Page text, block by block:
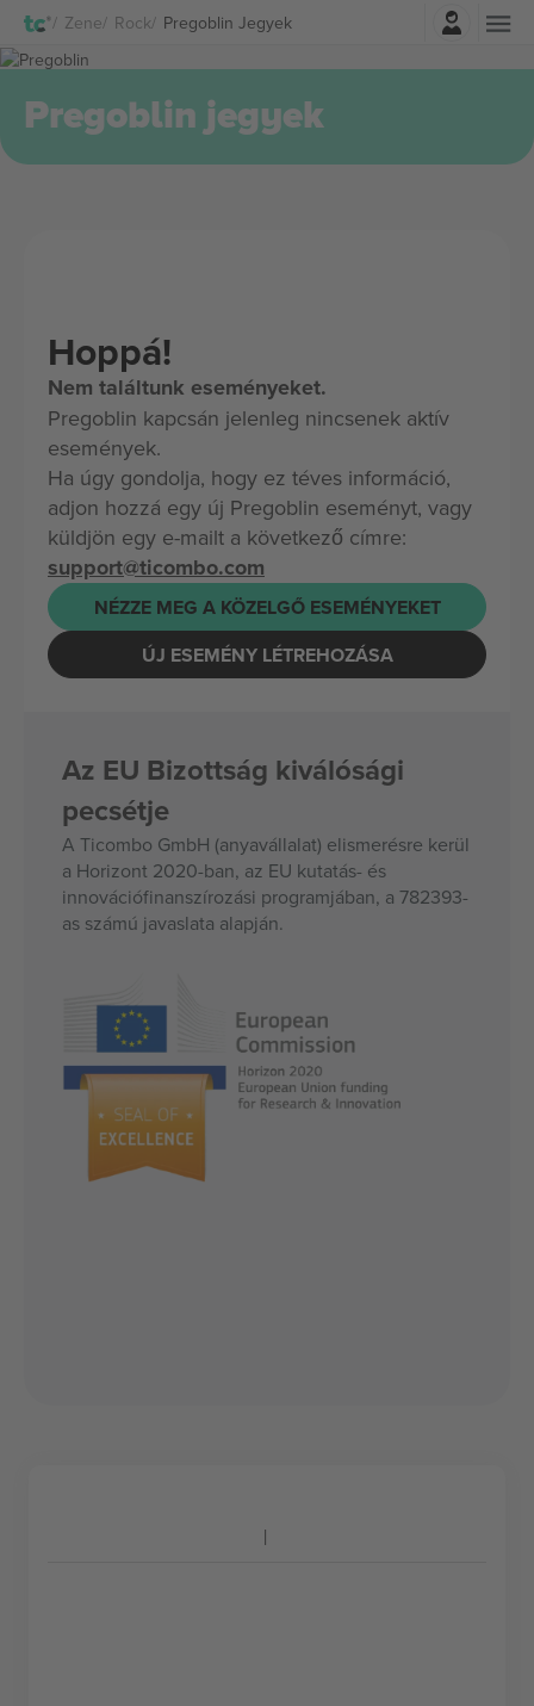
Zene Rock Pregoblin Jegyek
Pregoblin jegyek
Hoppá!
Nem találtunk eseményeket.
Pregoblin kapcsán jelenleg nincsenek aktív
események.
Ha úgy gondolja, hogy ez téves információ,
adjon hozzá egy új Pregoblin eseményt, vagy
küldjön egy e-mailt a következő címre:
support@ticombo.com
NÉZZE MEG A KÖZELGŐ ESEMÉNYEKET
ÚJ ESEMÉNY LÉTREHOZÁSA
Az EU Bizottság kiválósági
pecsétje
A Ticombo GmbH (anyavállalat) elismerésre kerül
a Horizont 2020-ban, az EU kutatás- és
innovációfinanszírozási programjában, a 782393-
as számú javaslata alapján.